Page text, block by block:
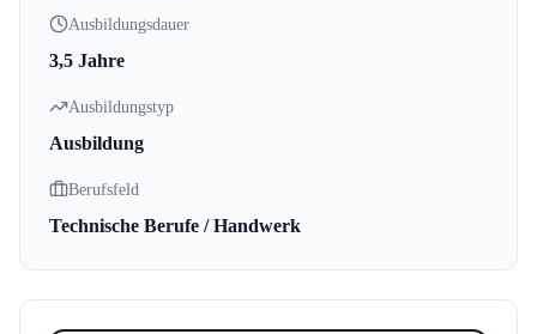
Ausbildungsdauer
3,5 Jahre
Ausbildungstyp
Ausbildung
Berufsfeld
Technische Berufe / Handwerk